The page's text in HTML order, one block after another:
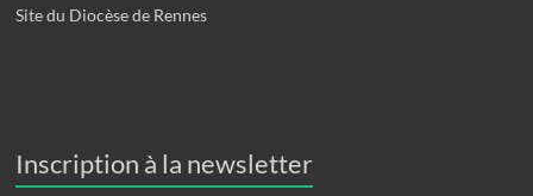
Site du Diocèse de Rennes
Inscription à la newsletter